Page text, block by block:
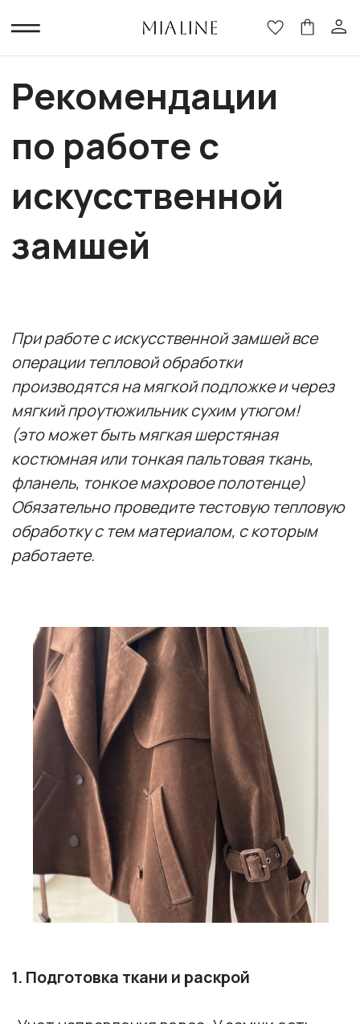
2. Специфика шитья
1. Подготовка ткани и раскрой
· Учет направления ворса: У замши есть
ворс, который меняет оттенок под
разными углами. Все детали выкройки
должны быть ориентированы в одном
направлении ворса. Это влияет на
внешний вид изделия.
Кроить замшу
против ворса!
· Декатировка: искусственная замша
обычно не дает усадки, поэтому
предварительная ВТО не обязательна.
При работе с искусственной замшей все
операции тепловой обработки
фланель, тонкое махровое полотенце)
Обязательно проведите тестовую тепловую
обработку с тем материалом, с которым
работаете.
Рекомендации
по работе с
искусственной
замшей